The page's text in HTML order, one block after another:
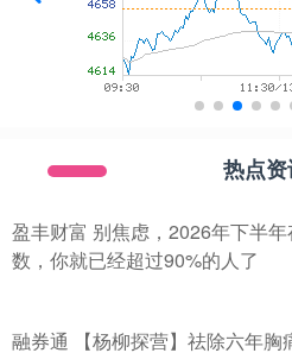
热点
盈丰财富 别焦虑，2026年下半
数，你就已经超过90%的人了
融券通 【杨柳探营】祛除六年胸